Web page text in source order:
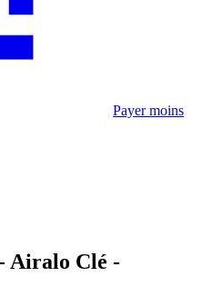
Payer moins
Airalo Clé -